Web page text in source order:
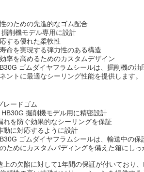
のための先進的なゴム配合
掘削機モデル専用に設計
する優れた柔軟性
命を実現する弾力性のある構造
率を高めるためのカスタムデザイン
ゴムダイヤフラムシールは、掘削機の
ントに最適なシーリング性能を提供します。
レードゴム
掘削機モデル用に精密設計
れを防ぐ効果的なシーリングを保証
動に対応するように設計
ゴムダイヤフラムシールは、輸送中の
ためにカスタムパディングを備えた箱にしっ
上の欠陥に対して1年間の保証が付いており